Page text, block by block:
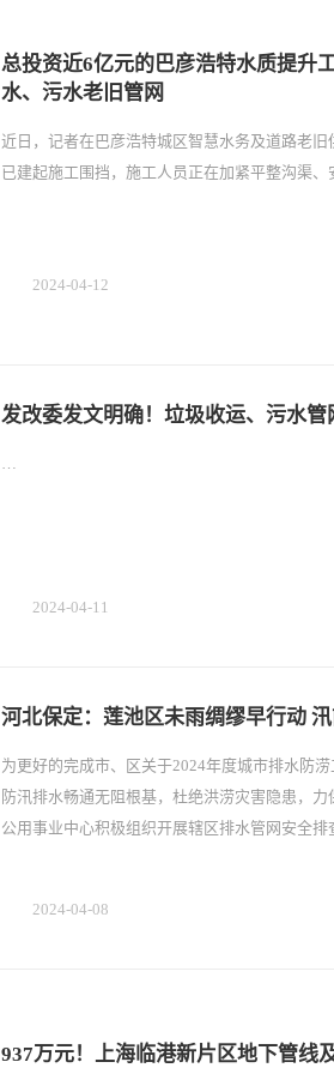
总投资近6亿元的巴彦浩特水质提升
水、污水老旧管网
近日，记者在巴彦浩特城区智慧水务及道路老
已建起施工围挡，施工人员正在加紧平整沟渠、
2024-04-12
发改委发文明确！垃圾收运、污水
2024-04-11
河北保定：莲池区未雨绸缪早行动
为更好的完成市、区关于2024年度城市排水防
防汛排水畅通无阻根基，杜绝洪涝灾害隐患，
公用事业中心积极组织开展辖区排水管网安全排
2024-04-08
937万元！上海临港新片区地下管线